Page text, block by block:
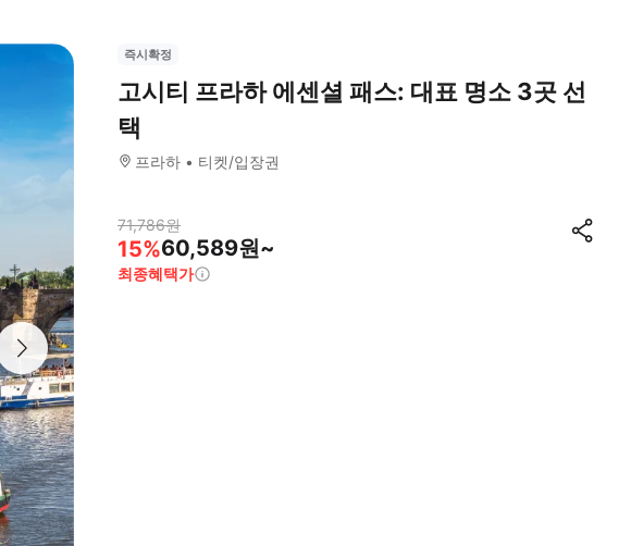
즉시확정
고시티 프라하 에센셜 패스: 대표 명소 3곳 선
택
프라하 티켓/입장권
71,786원
15%60,589원~
최종혜택가